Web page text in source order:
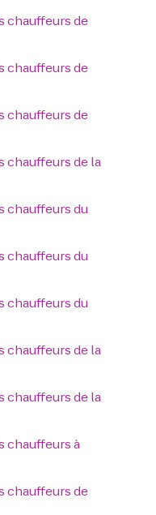
chauffeurs de
chauffeurs de
chauffeurs de
chauffeurs de la
chauffeurs du
chauffeurs du
chauffeurs du
chauffeurs de la
chauffeurs de la
chauffeurs à
chauffeurs de